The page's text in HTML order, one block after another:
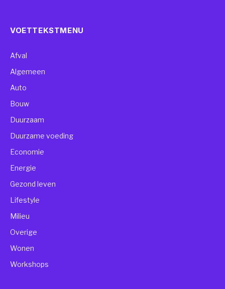
VOETTEKSTMENU
Afval
Algemeen
Auto
Bouw
Duurzaam
Duurzame voeding
Economie
Energie
Gezond leven
Lifestyle
Milieu
Overige
Wonen
Workshops